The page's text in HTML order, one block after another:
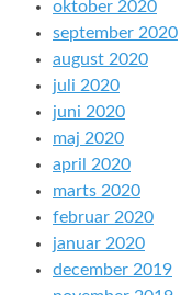
oktober 2020
september 2020
august 2020
juli 2020
juni 2020
maj 2020
april 2020
marts 2020
februar 2020
januar 2020
december 2019